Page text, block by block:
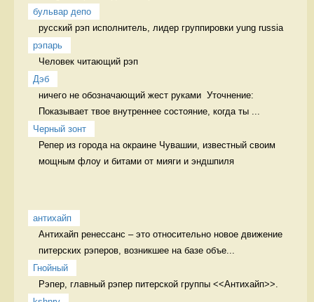
бульвар депо
русский рэп исполнитель, лидер группировки yung russia
рэпарь
Человек читающий рэп
Дэб
ничего не обозначающий жест руками  Уточнение:
Показывает твое внутреннее состояние, когда ты ...
Черный зонт
Репер из города на окраине Чувашии, известный своим
мощным флоу и битами от мияги и эндшпиля
антихайп
Антихайп ренессанс – это относительно новое движение
питерских рэперов, возникшее на базе объе...
Гнойный
Рэпер, главный рэпер питерской группы <<Антихайп>>.